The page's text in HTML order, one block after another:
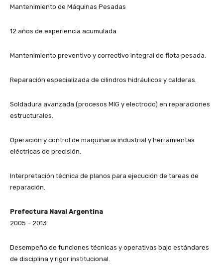
Mantenimiento de Máquinas Pesadas
12 años de experiencia acumulada
Mantenimiento preventivo y correctivo integral de flota pesada.
Reparación especializada de cilindros hidráulicos y calderas.
Soldadura avanzada (procesos MIG y electrodo) en reparaciones
estructurales.
Operación y control de maquinaria industrial y herramientas
eléctricas de precisión.
Interpretación técnica de planos para ejecución de tareas de
reparación.
Prefectura Naval Argentina
2005 – 2013
Desempeño de funciones técnicas y operativas bajo estándares
de disciplina y rigor institucional.